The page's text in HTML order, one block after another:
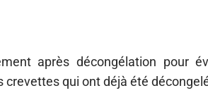
après décongélation pour
qui ont déjà été